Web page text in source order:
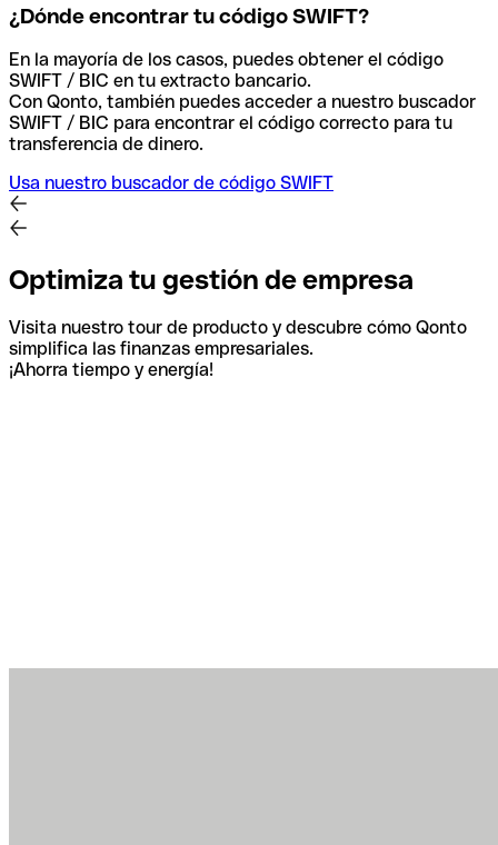
¿Dónde encontrar tu código SWIFT?
En la mayoría de los casos, puedes obtener el código
SWIFT / BIC en tu extracto bancario.
Con Qonto, también puedes acceder a nuestro buscador
SWIFT / BIC para encontrar el código correcto para tu
transferencia de dinero.
Usa nuestro buscador de código SWIFT
Optimiza tu gestión de empresa
Visita nuestro tour de producto y descubre cómo Qonto
simplifica las finanzas empresariales.
¡Ahorra tiempo y energía!